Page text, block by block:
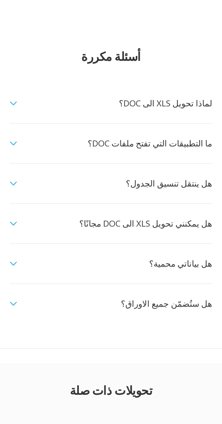
أسئلة مكررة
لماذا تحويل XLS الى DOC؟
ما التطبيقات التي تفتح ملفات DOC؟
هل ينتقل تنسيق الجدول؟
هل يمكنني تحويل XLS الى DOC مجانًا؟
هل بياناتي محمية؟
هل ستُضمّن جميع الاوراق؟
تحويلات ذات صلة